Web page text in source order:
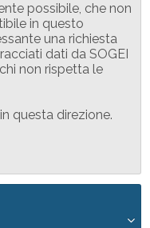
possibile, che non
in questo
una richiesta
dati da SOGEI
non rispetta le
questa direzione.